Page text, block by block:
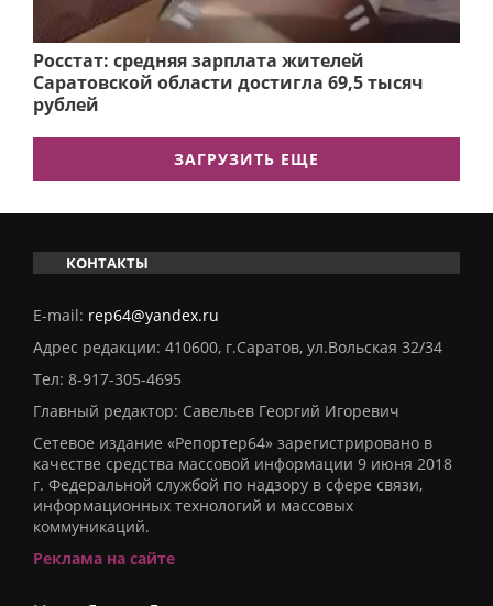
Росстат: средняя зарплата жителей
Саратовской области достигла 69,5 тысяч
рублей
ЗАГРУЗИТЬ ЕЩЕ
КОНТАКТЫ
E-mail: rep64@yandex.ru
Адрес редакции: 410600, г.Саратов, ул.Вольская 32/34
Тел: 8-917-305-4695
Главный редактор: Савельев Георгий Игоревич
Сетевое издание «Репортер64» зарегистрировано в
качестве средства массовой информации 9 июня 2018
г. Федеральной службой по надзору в сфере связи,
информационных технологий и массовых
коммуникаций.
Реклама на сайте